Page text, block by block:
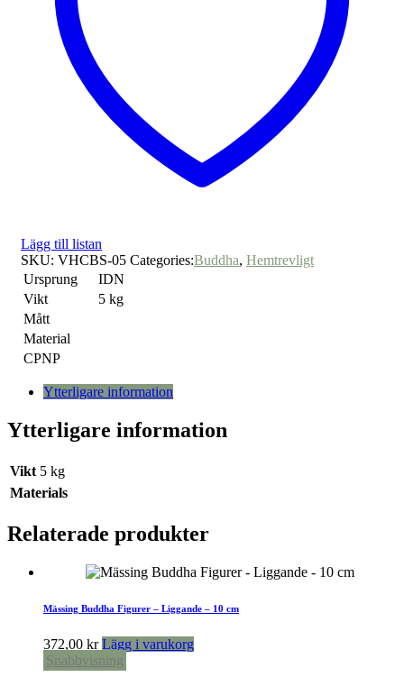
Lägg till listan
SKU: VHCBS-05 Categories:Buddha, Hemtrevligt
Ursprung
IDN
Vikt
5 kg
Mått
Material
CPNP
Ytterligare information
Ytterligare information
Vikt 5 kg
Materials
Relaterade produkter
Mässing Buddha Figurer – Liggande – 10 cm
372,00 kr Lägg i varukorg
Snabbvisning